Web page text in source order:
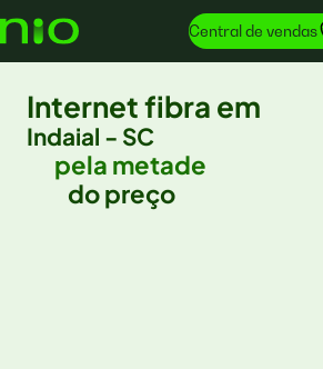
Central de vendas
Internet fibra em
Indaial - SC
pela metade
do preço